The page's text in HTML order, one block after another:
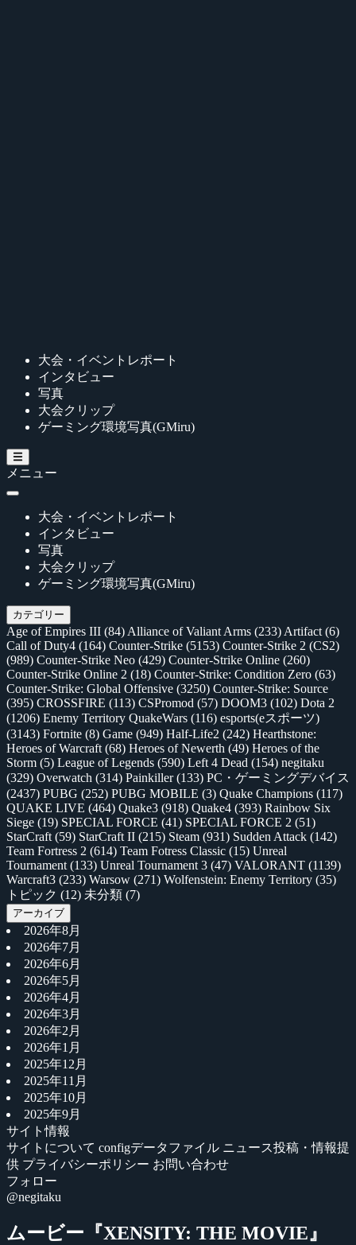
大会・イベントレポート
インタビュー
写真
大会クリップ
ゲーミング環境写真(GMiru)
メニュー
大会・イベントレポート
インタビュー
写真
大会クリップ
ゲーミング環境写真(GMiru)
カテゴリー
Age of Empires III (84) Alliance of Valiant Arms (233) Artifact (6)
Call of Duty4 (164) Counter-Strike (5153) Counter-Strike 2 (CS2)
(989) Counter-Strike Neo (429) Counter-Strike Online (260)
Counter-Strike Online 2 (18) Counter-Strike: Condition Zero (63)
Counter-Strike: Global Offensive (3250) Counter-Strike: Source
(395) CROSSFIRE (113) CSPromod (57) DOOM3 (102) Dota 2
(1206) Enemy Territory QuakeWars (116) esports(eスポーツ)
(3143) Fortnite (8) Game (949) Half-Life2 (242) Hearthstone:
Heroes of Warcraft (68) Heroes of Newerth (49) Heroes of the
Storm (5) League of Legends (590) Left 4 Dead (154) negitaku
(329) Overwatch (314) Painkiller(133) PC・ゲーミングデバイス
(2437) PUBG (252) PUBG MOBILE (3) Quake Champions (117)
QUAKE LIVE (464) Quake3 (918) Quake4 (393) Rainbow Six
Siege (19) SPECIAL FORCE (41) SPECIAL FORCE 2 (51)
StarCraft (59) StarCraft II (215) Steam (931) Sudden Attack (142)
Team Fortress 2 (614) Team Fotress Classic (15) Unreal
Tournament (133) Unreal Tournament 3 (47) VALORANT (1139)
Warcraft3 (233) Warsow (271) Wolfenstein: Enemy Territory (35)
トピック (12) 未分類 (7)
アーカイブ
2026年8月
2026年7月
2026年6月
2026年5月
2026年4月
2026年3月
2026年2月
2026年1月
2025年12月
2025年11月
2025年10月
2025年9月
サイト情報
サイトについて configデータファイル ニュース投稿・情報提
供 プライバシーポリシー お問い合わせ
フォロー
@negitaku
ムービー『XENSITY: THE MOVIE』